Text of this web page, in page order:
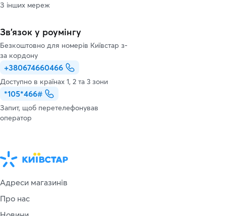
З інших мереж
Зв’язок у роумінгу
Безкоштовно для номерів Київстар з-
за кордону
+380674660466
Доступно в країнах 1, 2 та 3 зони
*105*466#
Запит, щоб перетелефонував
оператор
Адреси магазинів
Про нас